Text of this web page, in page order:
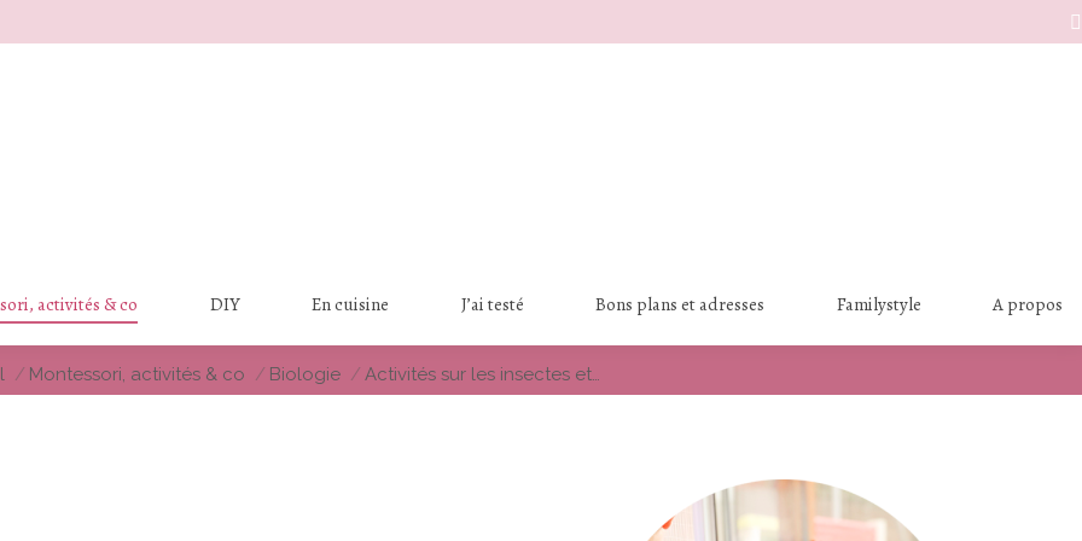
activités & co DIY En cuisine J’ai testé Bons plans et adresses Familystyle A propos
ici :Montessori, activités & co Biologie Activités sur les insectes et…